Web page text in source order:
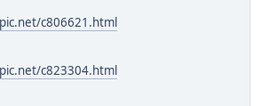
c806621.html
c823304.html